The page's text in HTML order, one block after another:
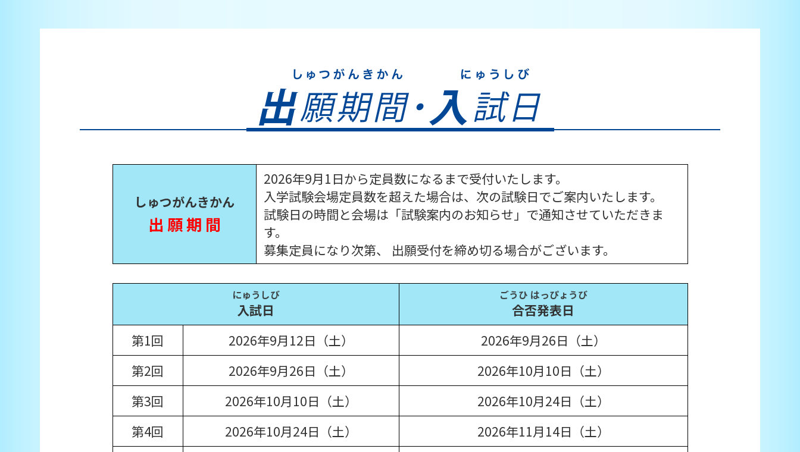
しゅつがんきかん
出 願 期 間
2026年9月1日から定員数になるまで受付いたします。
入学試験会場定員数を超えた場合は、次の試験日でご案内いたします。
試験日の時間と会場は「試験案内のお知らせ」で通知させていただきま
す。
募集定員になり次第、 出願受付を締め切る場合がございます。
にゅうしび
入試日
ごうひ はっぴょうび
合否発表日
第1回
2026年9月12日（土）
2026年9月26日（土）
第2回
2026年9月26日（土）
2026年10月10日（土）
第3回
2026年10月10日（土）
2026年10月24日（土）
第4回
2026年10月24日（土）
2026年11月14日（土）